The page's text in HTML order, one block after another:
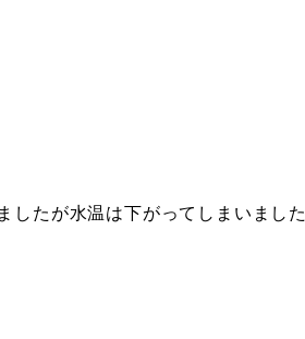
したが水温は下がってしまいました